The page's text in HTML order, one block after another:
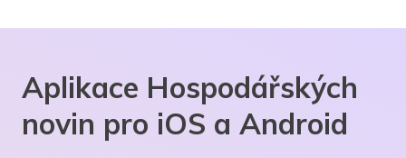
Aplikace Hospodářských
novin pro iOS a Android